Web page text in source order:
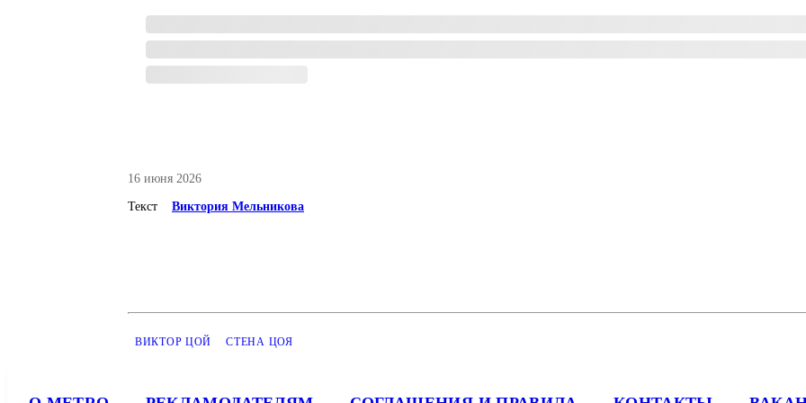
16 июня 2026
Текст Виктория Мельникова
ВИКТОР ЦОЙ СТЕНА ЦОЯ